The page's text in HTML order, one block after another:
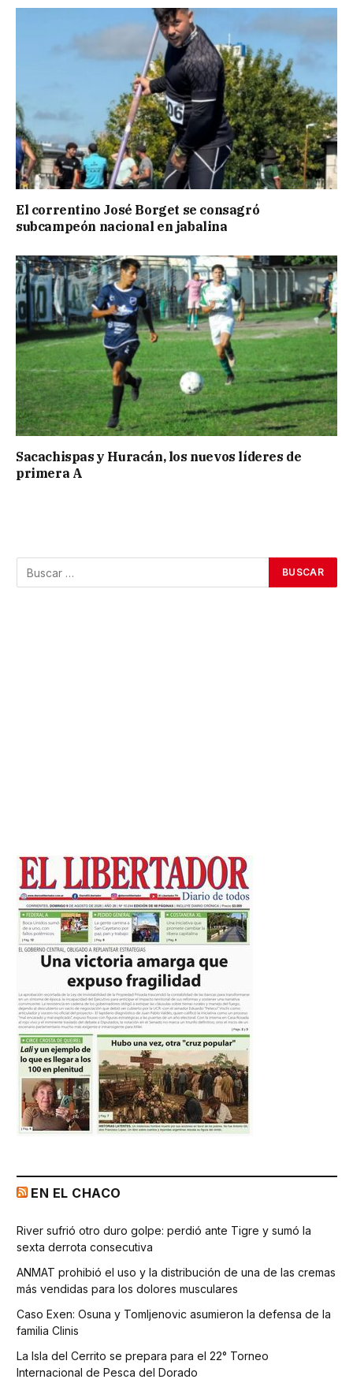
El correntino José Borget se consagró
subcampeón nacional en jabalina
Sacachispas y Huracán, los nuevos líderes de
primera A
EN EL CHACO
River sufrió otro duro golpe: perdió ante Tigre y sumó la
sexta derrota consecutiva
ANMAT prohibió el uso y la distribución de una de las cremas
más vendidas para los dolores musculares
Caso Exen: Osuna y Tomljenovic asumieron la defensa de la
familia Clinis
La Isla del Cerrito se prepara para el 22° Torneo
Internacional de Pesca del Dorado